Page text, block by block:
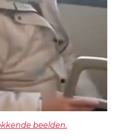
beelden.